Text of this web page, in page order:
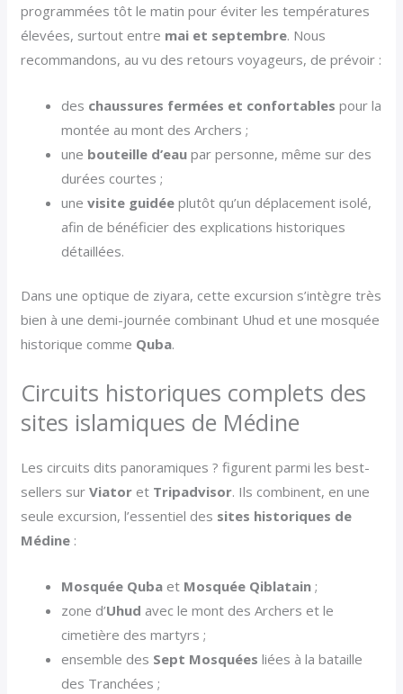
programmées tôt le matin pour éviter les températures
élevées, surtout entre mai et septembre. Nous
recommandons, au vu des retours voyageurs, de prévoir :
des chaussures fermées et confortables pour la
montée au mont des Archers ;
une bouteille d’eau par personne, même sur des
durées courtes ;
unevisite guidée plutôt qu’un déplacement isolé,
afin de bénéficier des explications historiques
détaillées.
Dans une optique de ziyara, cette excursion s’intègre très
bien à une demi-journée combinant Uhud et une mosquée
historique comme Quba.
Circuits historiques complets des
sites islamiques de Médine
Les circuits dits panoramiques ? figurent parmi les best-
sellers surViator et Tripadvisor. Ils combinent, en une
seule excursion, l’essentiel des sites historiques de
Médine :
Mosquée Quba et Mosquée Qiblatain ;
zone d’Uhud avec le mont des Archers et le
cimetière des martyrs ;
ensemble des Sept Mosquées liées à la bataille
des Tranchées ;